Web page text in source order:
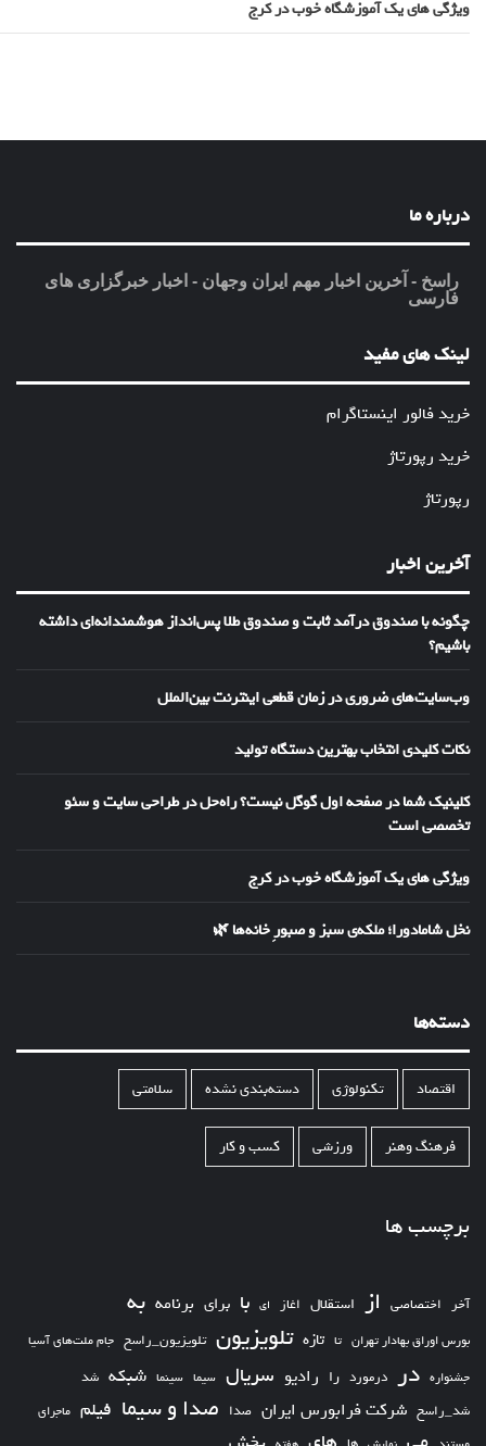
ویژگی های یک آموزشگاه خوب در کرج
درباره ما
راسخ - آخرین اخبار مهم ایران وجهان - اخبار خبرگزاری های
فارسی
لینک های مفید
خرید فالور اینستاگرام
خرید رپورتاژ
رپورتاژ
آخرین اخبار
چگونه با صندوق درآمد ثابت و صندوق طلا پس‌انداز هوشمندانه‌ای داشته
باشیم؟
وب‌سایت‌های ضروری در زمان قطعی اینترنت بین‌الملل
نکات کلیدی انتخاب بهترین دستگاه تولید
کلینیک شما در صفحه اول گوگل نیست؟ راه‌حل در طراحی سایت و سئو
تخصصی است
ویژگی های یک آموزشگاه خوب در کرج
نخل شامادورا؛ ملکه‌ی سبز و صبورِ خانه‌ها 🌿
دسته‌ها
اقتصاد تکنولوژی دسته‌بندی نشده سلامتی
فرهنگ وهنر ورزشی کسب و کار
برچسب ها
آخر اختصاصی از استقلال اغاز ای با برای برنامه به
بورس اوراق بهادار تهران تا تازه تلویزیون تلویزیون_راسخ جام ملت‌های آسیا
جشنواره در درمورد را رادیو سریال سیما سینما شبکه شد
شد_راسخ شرکت فرابورس ایران صدا صدا و سیما فیلم ماجرای